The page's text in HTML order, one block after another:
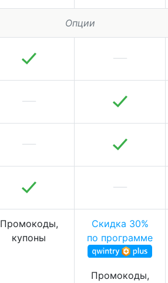
Опции
Промокоды,
купоны
Скидка 30%
по программе
Промокоды,